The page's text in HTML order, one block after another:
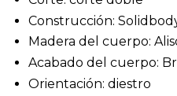
Construcción:
Madera del cuerpo:
Acabado del cuerpo:
Orientación: diestro